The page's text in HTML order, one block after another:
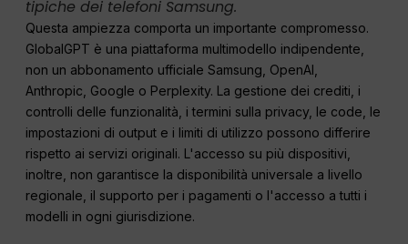
tipiche dei telefoni Samsung.
Questa ampiezza comporta un importante compromesso.
GlobalGPT è una piattaforma multimodello indipendente,
non un abbonamento ufficiale Samsung, OpenAI,
Anthropic, Google o Perplexity. La gestione dei crediti, i
controlli delle funzionalità, i termini sulla privacy, le code, le
impostazioni di output e i limiti di utilizzo possono differire
rispetto ai servizi originali. L'accesso su più dispositivi,
inoltre, non garantisce la disponibilità universale a livello
regionale, il supporto per i pagamenti o l'accesso a tutti i
modelli in ogni giurisdizione.